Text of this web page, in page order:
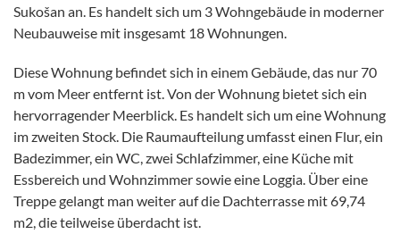
Sukošan an. Es handelt sich um 3 Wohngebäude in moderner
Neubauweise mit insgesamt 18 Wohnungen.
Diese Wohnung befindet sich in einem Gebäude, das nur 70
m vom Meer entfernt ist. Von der Wohnung bietet sich ein
hervorragender Meerblick. Es handelt sich um eine Wohnung
im zweiten Stock. Die Raumaufteilung umfasst einen Flur, ein
Badezimmer, ein WC, zwei Schlafzimmer, eine Küche mit
Essbereich und Wohnzimmer sowie eine Loggia. Über eine
Treppe gelangt man weiter auf die Dachterrasse mit 69,74
m2, die teilweise überdacht ist.